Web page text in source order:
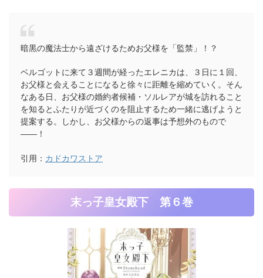
暗黒の魔法士から遠ざけるためお父様を「監禁」！？
ベルゴットに来て３週間が経ったエレニカは、３日に１回、
お父様と会えることになると徐々に距離を縮めていく。そん
なある日、お父様の婚約者候補・ソルレアが城を訪れること
を知るとふたりが近づくのを阻止するため一緒に逃げようと
提案する。しかし、お父様からの返事は予想外のもので
――！
引用： カドカワストア
末っ子皇女殿下 第６巻